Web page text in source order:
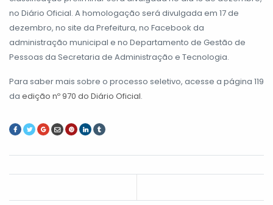
no Diário Oficial. A homologação será divulgada em 17 de
dezembro, no site da Prefeitura, no Facebook da
administração municipal e no Departamento de Gestão de
Pessoas da Secretaria de Administração e Tecnologia.
Para saber mais sobre o processo seletivo, acesse a página 119
da edição nº 970 do Diário Oficial.